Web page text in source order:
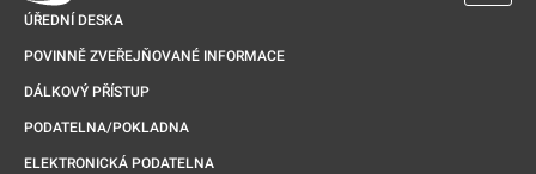
ÚŘEDNÍ DESKA
POVINNĚ ZVEŘEJŇOVANÉ INFORMACE
DÁLKOVÝ PŘÍSTUP
PODATELNA/POKLADNA
ELEKTRONICKÁ PODATELNA